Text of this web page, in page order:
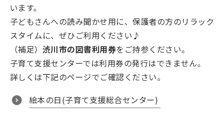
います。
子どもさんへの読み聞かせ用に、保護者の方のリラック
スタイムに、ぜひご利用ください♪
（補足） 渋川市の図書利用券をご持参ください。
子育て支援センターでは利用券の発行はできません。
詳しくは下記のページでご確認ください。
絵本の日(子育て支援総合センター)